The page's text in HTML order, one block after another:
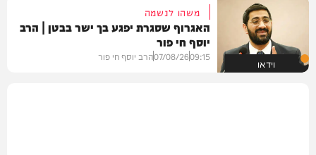
וידאו
משהו לנשמה
האגרוף שסגרת יפגע בך ישר בבטן | הרב
יוסף חי פור
09:15
07/08/26הרב יוסף חי פור